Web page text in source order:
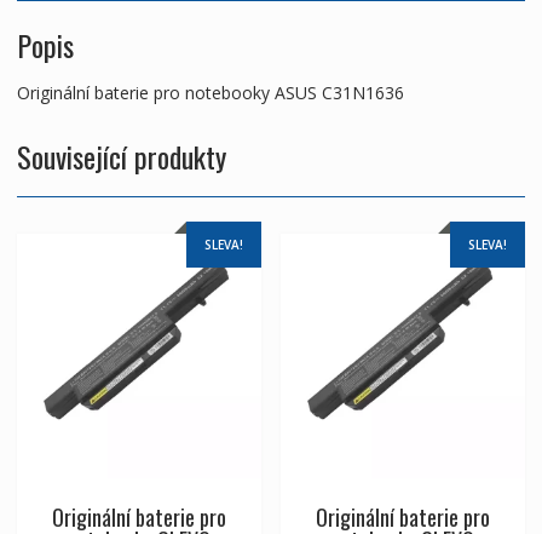
Popis
Originální baterie pro notebooky ASUS C31N1636
Související produkty
SLEVA!
Originální baterie pro
SLEVA!
Originální baterie pro